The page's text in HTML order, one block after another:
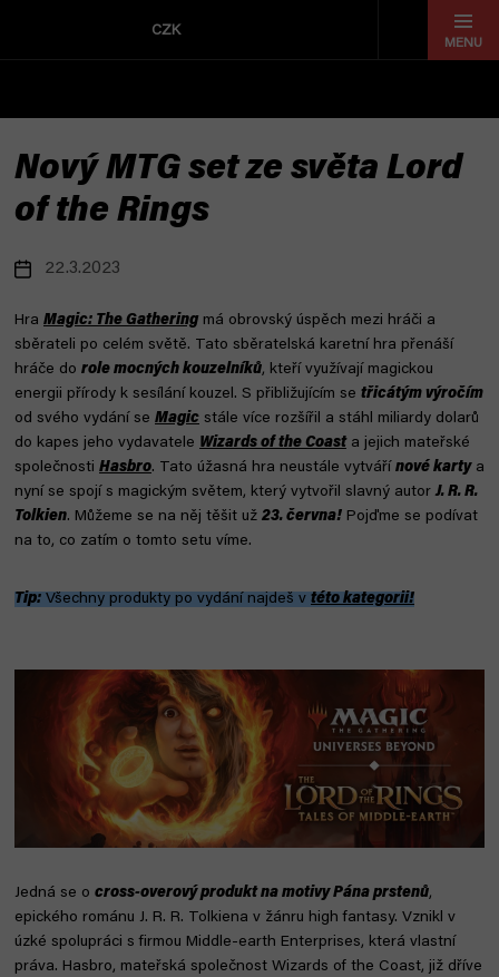
CZK
Nový MTG set ze světa Lord
of the Rings
22.3.2023
Hra Magic: The Gathering má obrovský úspěch mezi hráči a
sběrateli po celém světě. Tato sběratelská karetní hra přenáší
hráče do role mocných kouzelníků, kteří využívají magickou
energii přírody k sesílání kouzel. S přibližujícím se třicátým výročím
od svého vydání se Magic stále více rozšířil a stáhl miliardy dolarů
do kapes jeho vydavatele Wizards of the Coasta jejich mateřské
společnosti Hasbro. Tato úžasná hra neustále vytváří nové kartya
nyní se spojí s magickým světem, který vytvořil slavný autor J. R. R.
Tolkien. Můžeme se na něj těšit už 23. června! Pojďme se podívat
na to, co zatím o tomto setu víme.
Tip: Všechny produkty po vydání najdeš v této kategorii!
Jedná se o cross-overový produkt na motivy Pána prstenů,
epického románu J. R. R. Tolkiena v žánru high fantasy. Vznikl v
úzké spolupráci s firmou Middle-earth Enterprises, která vlastní
práva. Hasbro, mateřská společnost Wizards of the Coast, již dříve